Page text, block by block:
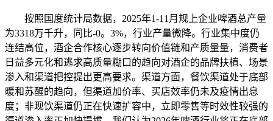
按照国度统计局数据，2025年1-11月规上企业啤酒总产量
为3318万千升，同比-0。3%，行业产量微降。行业集中度仍
连结高位，酒企合作核心逐步转向价值链和产质量量，消费者
日益多元化和逃求高质量糊口的趋向对酒企的品牌扶植、场景
渗入和渠道把控提出更高要求。渠道方面，餐饮渠道处于底部
暖和苏醒的趋向，但渠道加价率、买店效率仍未及疫情出息
度；非现饮渠道仍正在快速扩容中，立即零售等时效性较强的